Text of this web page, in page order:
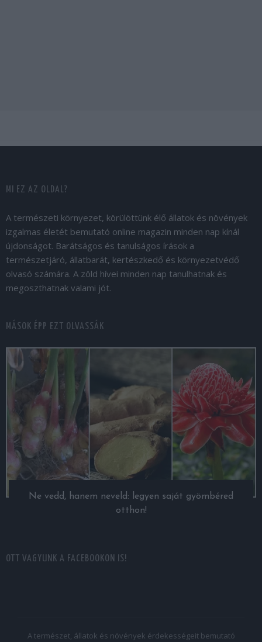
MI EZ AZ OLDAL?
A természeti környezet, körülöttünk élő állatok és növények
izgalmas életét bemutató online magazin minden nap kínál
újdonságot. Barátságos és tanulságos írások a
természetjáró, állatbarát, kertészkedő és környezetvédő
olvasó számára. A zöld hívei minden nap tanulhatnak és
megoszthatnak valami jót.
MÁSOK ÉPP EZT OLVASSÁK
Ne vedd, hanem neveld: legyen saját gyömbéred
otthon!
OTT VAGYUNK A FACEBOOKON IS!
A természet, állatok és növények érdekességeit bemutató